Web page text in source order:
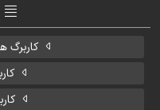
کاربرگ